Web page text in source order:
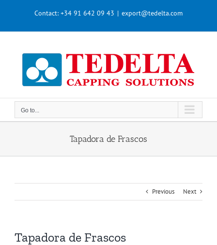
Contact: +34 91 642 09 43 | export@tedelta.com
Go to...
Tapadora de Frascos
Previous Next
Tapadora de Frascos